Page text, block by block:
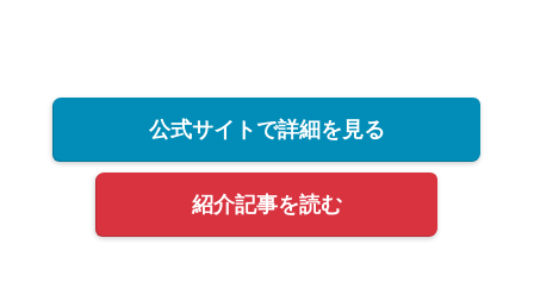
公式サイトで詳細を見る
紹介記事を読む